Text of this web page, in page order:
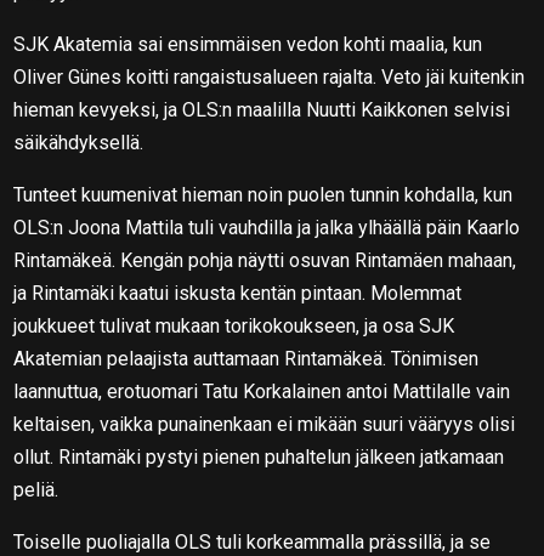
SJK Akatemia sai ensimmäisen vedon kohti maalia, kun
Oliver Günes koitti rangaistusalueen rajalta. Veto jäi kuitenkin
hieman kevyeksi, ja OLS:n maalilla Nuutti Kaikkonen selvisi
säikähdyksellä.
Tunteet kuumenivat hieman noin puolen tunnin kohdalla, kun
OLS:n Joona Mattila tuli vauhdilla ja jalka ylhäällä päin Kaarlo
Rintamäkeä. Kengän pohja näytti osuvan Rintamäen mahaan,
ja Rintamäki kaatui iskusta kentän pintaan. Molemmat
joukkueet tulivat mukaan torikokoukseen, ja osa SJK
Akatemian pelaajista auttamaan Rintamäkeä. Tönimisen
laannuttua, erotuomari Tatu Korkalainen antoi Mattilalle vain
keltaisen, vaikka punainenkaan ei mikään suuri vääryys olisi
ollut. Rintamäki pystyi pienen puhaltelun jälkeen jatkamaan
peliä.
Toiselle puoliajalla OLS tuli korkeammalla prässillä, ja se